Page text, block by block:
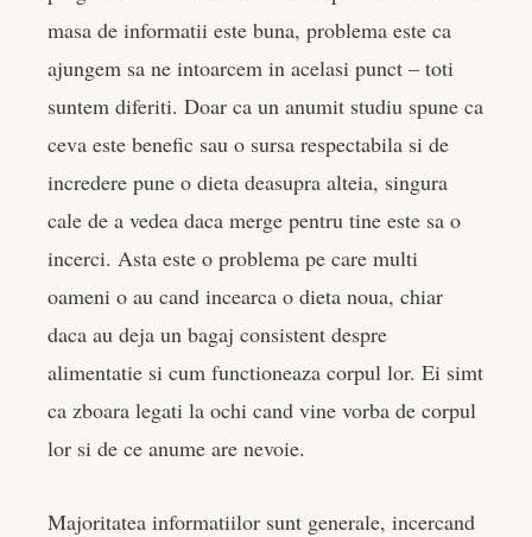
masa de informatii este buna, problema este ca
ajungem sa ne intoarcem in acelasi punct – toti
suntem diferiti. Doar ca un anumit studiu spune ca
ceva este benefic sau o sursa respectabila si de
incredere pune o dieta deasupra alteia, singura
cale de a vedea daca merge pentru tine este sa o
incerci. Asta este o problema pe care multi
oameni o au cand incearca o dieta noua, chiar
daca au deja un bagaj consistent despre
alimentatie si cum functioneaza corpul lor. Ei simt
ca zboara legati la ochi cand vine vorba de corpul
lor si de ce anume are nevoie.
Majoritatea informatiilor sunt generale, incercand